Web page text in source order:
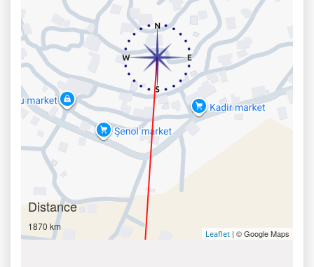
Distance
1870 km
Leaflet | © Google Maps